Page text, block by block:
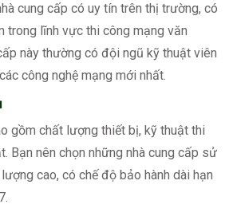
cung cấp có uy tín trên thị trường, có
trong lĩnh vực thi công mạng văn
này thường có đội ngũ kỹ thuật viên
công nghệ mạng mới nhất.
gồm chất lượng thiết bị, kỹ thuật thi
Bạn nên chọn những nhà cung cấp sử
cao, có chế độ bảo hành dài hạn